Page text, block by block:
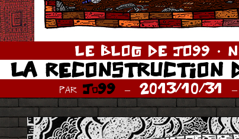
LE BLOG DE JO99
LA RECONSTRUCTION
par Jo99 2013/10/31